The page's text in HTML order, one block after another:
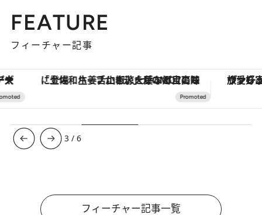
FEATURE
フィーチャー記事
「土佐和ハーブかき氷」がOMO7高知に登場！生姜、山椒、大葉など目にも舌にも涼を呼ぶ郷土の味 ヴァシュロン・コンスタンタ
3 /6
フィーチャー記事一覧